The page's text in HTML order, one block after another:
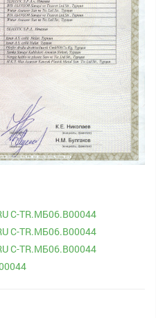
С-TR.МБ06.В00044
С-TR.МБ06.В00044
С-TR.МБ06.В00044